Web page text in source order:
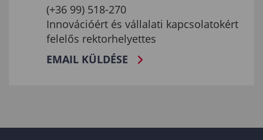
(+36 99) 518-270
Innovációért és vállalati kapcsolatokért
felelős rektorhelyettes
EMAIL KÜLDÉSE